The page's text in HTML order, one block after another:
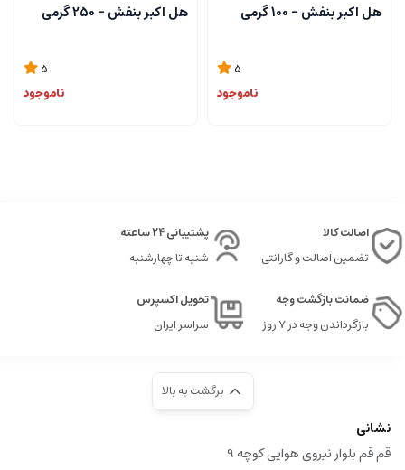
هل اکبر بنفش - 100 گرمی
5
ناموجود
هل اکبر بنفش - 250 گرمی
5
ناموجود
اصالت کالا
تضمین اصالت و گارانتی
پشتیبانی 24 ساعته
شنبه تا چهارشنبه
ضمانت بازگشت وجه
بازگرداندن وجه در ۷ روز
تحویل اکسپرس
سراسر ایران
برگشت به بالا
نشانی
قم قم بلوار نیروی هوایی کوچه 9